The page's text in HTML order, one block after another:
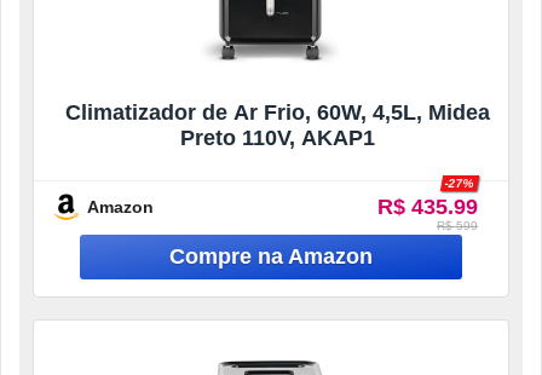
Climatizador de Ar Frio, 60W, 4,5L, Midea
Preto 110V, AKAP1
Amazon R$ 435.99
-27%
R$ 599